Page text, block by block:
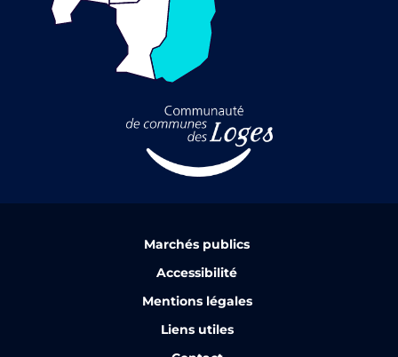
Marchés publics
Accessibilité
Mentions légales
Liens utiles